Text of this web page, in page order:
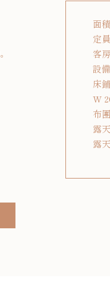
面
定
客
設
床
W
布
露
露